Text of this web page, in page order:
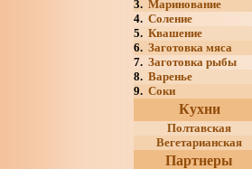
3. Маринование
4. Соление
5. Квашение
6. Заготовка мяса
7. Заготовка рыбы
8. Варенье
9. Соки
Кухни
Полтавская
Вегетарианская
Партнеры